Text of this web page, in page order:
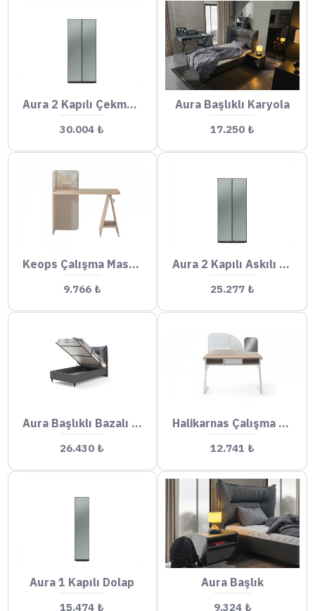
Aura 2 Kapılı Çekmeceli Gardrop
30.004 ₺
Aura Başlıklı Karyola
17.250 ₺
Keops Çalışma Masası
9.766 ₺
Aura 2 Kapılı Askılı Dolap
25.277 ₺
Aura Başlıklı Bazalı Karyola
26.430 ₺
Halikarnas Çalışma Masası Küçük
12.741 ₺
Aura 1 Kapılı Dolap
15.474 ₺
Aura Başlık
9.324 ₺